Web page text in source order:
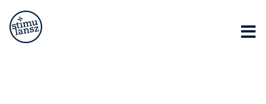
Ut elit tellus, luctus nec ullamcorper mattis, pulvinar
dapibus leo.